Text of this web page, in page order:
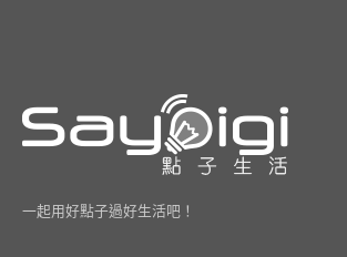
一起用好點子過好生活吧！